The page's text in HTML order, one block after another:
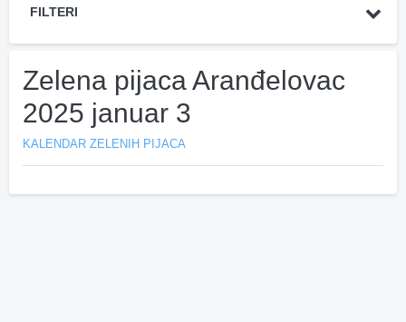
FILTERI
Zelena pijaca Aranđelovac
2025 januar 3
KALENDAR ZELENIH PIJACA